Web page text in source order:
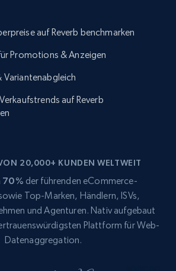
auf Reverb benchmarken
Promotions & Anzeigen
Variantenabgleich
auf Reverb
20,000+ KUNDEN WELTWEIT
70% der führenden eCommerce-
Top-Marken, Händlern, ISVs,
und Agenturen. Nativ aufgebaut
Plattform für Web-
Datenaggregation.